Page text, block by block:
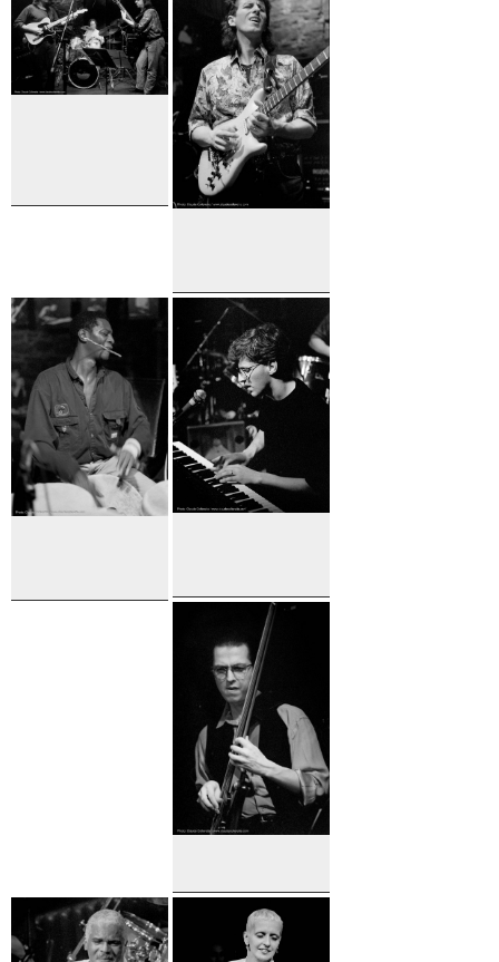
Caron & B.
Perowsky
Michel
Cusson
Parent
Alain Caron